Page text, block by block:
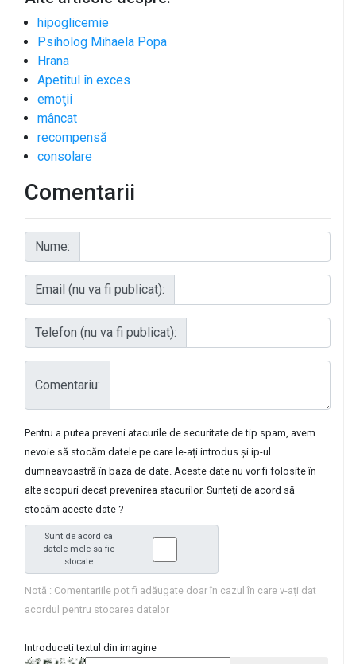
hipoglicemie
Psiholog Mihaela Popa
Hrana
Apetitul în exces
emoţii
mâncat
recompensă
consolare
Comentarii
Nume:
Email (nu va fi publicat):
Telefon (nu va fi publicat):
Comentariu:
Pentru a putea preveni atacurile de securitate de tip spam, avem
nevoie să stocăm datele pe care le-ați introdus și ip-ul
dumneavoastră în baza de date. Aceste date nu vor fi folosite în
alte scopuri decat prevenirea atacurilor. Sunteți de acord să
stocăm aceste date ?
Sunt de acord ca
datele mele sa fie
stocate
Notă : Comentariile pot fi adăugate doar în cazul în care v-ați dat
acordul pentru stocarea datelor
Introduceti textul din imagine